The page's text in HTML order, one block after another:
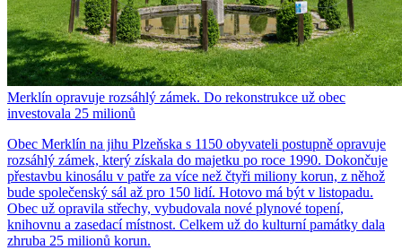
Merklín opravuje rozsáhlý zámek. Do rekonstrukce už obec
investovala 25 milionů
Obec Merklín na jihu Plzeňska s 1150 obyvateli postupně opravuje
rozsáhlý zámek, který získala do majetku po roce 1990. Dokončuje
přestavbu kinosálu v patře za více než čtyři miliony korun, z něhož
bude společenský sál až pro 150 lidí. Hotovo má být v listopadu.
Obec už opravila střechy, vybudovala nové plynové topení,
knihovnu a zasedací místnost. Celkem už do kulturní památky dala
zhruba 25 milionů korun.